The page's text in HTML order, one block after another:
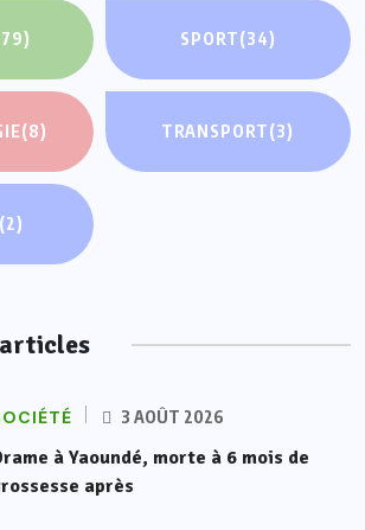
SPORT(34)
(8) TRANSPORT(3)
(2)
3 AOÛT 2026
à Yaoundé, morte à 6 mois de
après